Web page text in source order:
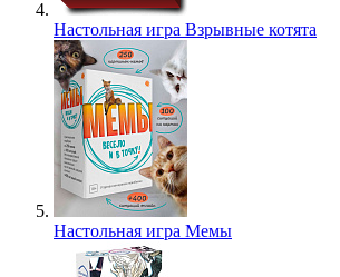
Настольная игра Взрывные котята
Настольная игра Мемы